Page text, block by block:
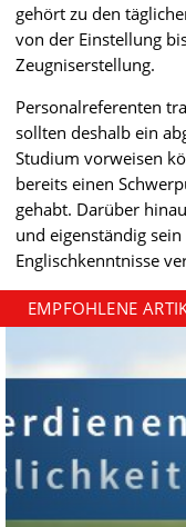
gehört zu den
von der Einstellung
Zeugniserstellung.
Personalreferenten
sollten deshalb ein
Studium vorweisen
bereits einen
gehabt. Darüber
und eigenständig
Englischkenntnisse
EMPFOHLENE